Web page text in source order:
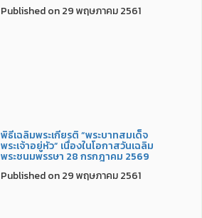
Published on 29 พฤษภาคม 2561
พิธีเฉลิมพระเกียรติ “พระบาทสมเด็จ
พระเจ้าอยู่หัว” เนื่องในโอกาสวันเฉลิม
พระชนมพรรษา 28 กรกฎาคม 2569
Published on 29 พฤษภาคม 2561